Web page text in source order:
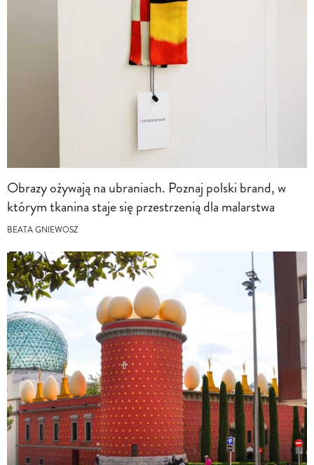
Obrazy ożywają na ubraniach. Poznaj polski brand, w
którym tkanina staje się przestrzenią dla malarstwa
BEATA GNIEWOSZ